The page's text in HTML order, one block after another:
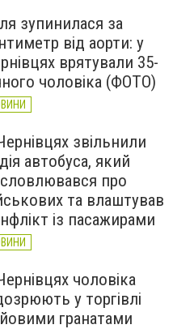
зупинилася за
від аорти: у
врятували 35-
чоловіка (ФОТО)
звільнили
автобуса, який
про
та влаштував
із пасажирами
чоловіка
у торгівлі
гранатами